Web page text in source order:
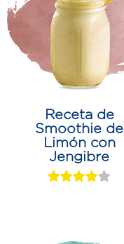
Receta de
Smoothie de
Limón con
Jengibre